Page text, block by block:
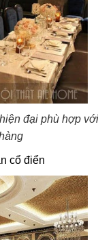
đại phù hợp
cổ điển